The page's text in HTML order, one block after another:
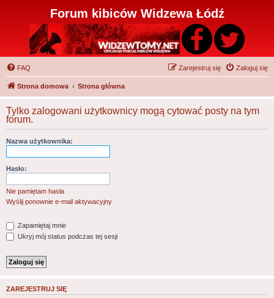
Forum kibiców Widzewa Łódź
FAQ Zaloguj się
Zarejestruj się
Strona domowa Strona główna
Tylko zalogowani użytkownicy mogą cytować posty na tym
forum.
Nazwa użytkownika:
Hasło:
Nie pamiętam hasła
Wyślij ponownie e-mail aktywacyjny
Zapamiętaj mnie
Ukryj mój status podczas tej sesji
ZAREJESTRUJ SIĘ